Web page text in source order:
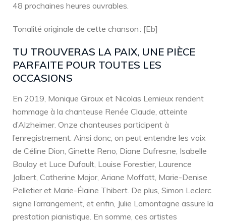
48 prochaines heures ouvrables.
Tonalité originale de cette chanson : [Eb]
TU TROUVERAS LA PAIX, UNE PIÈCE
PARFAITE POUR TOUTES LES
OCCASIONS
En 2019, Monique Giroux et Nicolas Lemieux rendent
hommage à la chanteuse Renée Claude, atteinte
d’Alzheimer. Onze chanteuses participent à
l’enregistrement. Ainsi donc, on peut entendre les voix
de Céline Dion, Ginette Reno, Diane Dufresne, Isabelle
Boulay et Luce Dufault, Louise Forestier, Laurence
Jalbert, Catherine Major, Ariane Moffatt, Marie-Denise
Pelletier et Marie-Élaine Thibert. De plus, Simon Leclerc
signe l’arrangement, et enfin, Julie Lamontagne assure la
prestation pianistique. En somme, ces artistes